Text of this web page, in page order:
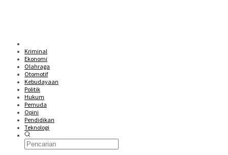
Kriminal
Ekonomi
Olahraga
Otomotif
Kebudayaan
Politik
Hukum
Pemuda
Opini
Pendidikan
Teknologi